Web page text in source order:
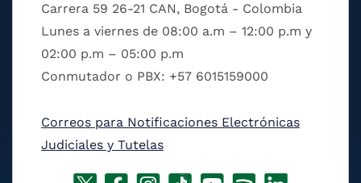
Carrera 59 26-21 CAN, Bogotá - Colombia
Lunes a viernes de 08:00 a.m – 12:00 p.m y
02:00 p.m – 05:00 p.m
Conmutador o PBX: +57 6015159000
Correos para Notificaciones Electrónicas
Judiciales y Tutelas